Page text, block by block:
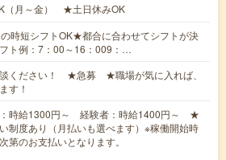
（月～金） ★土日休みOK
時短シフトOK★都合に合わせてシフトが決
ト例：7：00～16：009：…
ください！ ★急募 ★職場が気に入れば、
す！
：時給1300円～ 経験者：時給1400円～ ★
制度あり（月払いも選べます）※稼働開始時
第のお支払いとなります。